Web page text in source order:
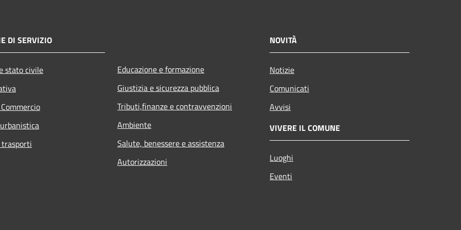
DI SERVIZIO
stato civile
Educazione e formazione
Giustizia e sicurezza pubblica
Tributi,finanze e contravvenzioni
Ambiente
Salute, benessere e assistenza
Autorizzazioni
NOVITÀ
Notizie
Comunicati
Avvisi
VIVERE IL COMUNE
Luoghi
Eventi